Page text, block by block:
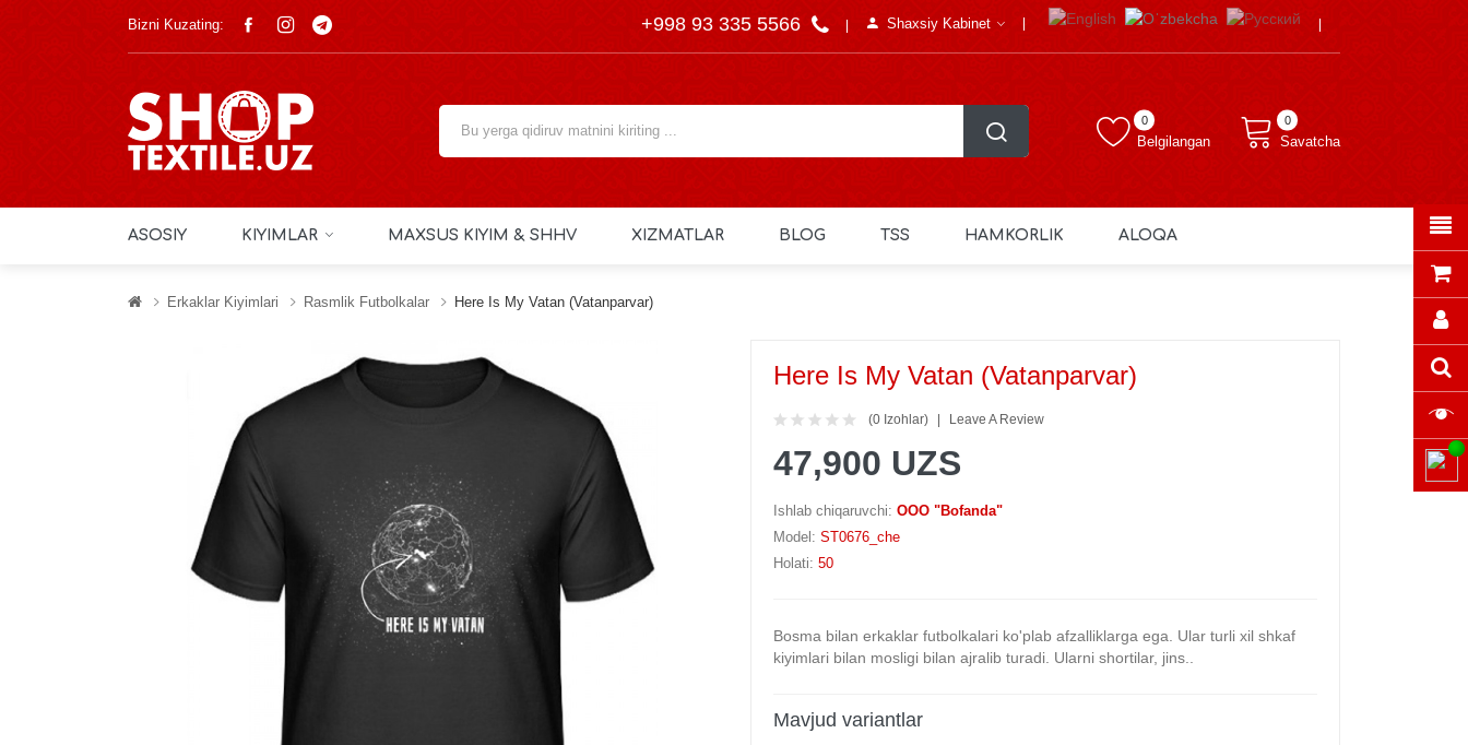
Bizni Kuzating: +998 93 335 5566 Shaxsiy Kabinet
Belgilangan
0 0
Savatcha
ASOSIY KIYIMLAR MAXSUS KIYIM & SHHV XIZMATLAR BLOG TSS HAMKORLIK ALOQA
Erkaklar Kiyimlari Rasmlik Futbolkalar Here Is My Vatan (Vatanparvar)
Here Is My Vatan (Vatanparvar)
(0 Izohlar) Leave A Review
47,900 UZS
Ishlab chiqaruvchi: OOO "Bofanda"
Model: ST0676_che
Holati: 50
Bosma bilan erkaklar futbolkalari ko'plab afzalliklarga ega. Ular turli xil shkaf
kiyimlari bilan mosligi bilan ajralib turadi. Ularni shortilar, jins..
Mavjud variantlar